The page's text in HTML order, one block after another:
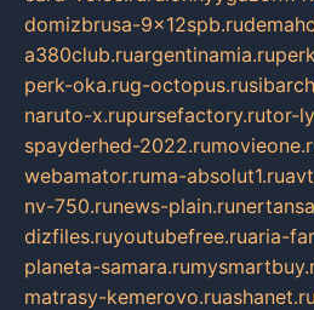
domizbrusa-9x12spb.ru
a380club.ruargentinamia.ru
perk-oka.rug-octopus.ru
naruto-x.rupursefactory.rutor-
spayderhed-2022.ru
webamator.ruma-absolut1.ru
nv-750.runews-plain.ru
dizfiles.ruyoutubefree.ruaria-
planeta-samara.ru
matrasy-kemerovo.ruashanet.ru